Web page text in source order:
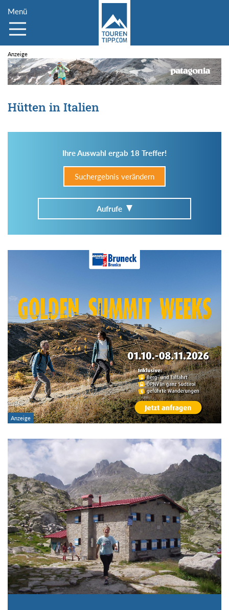
Menü
Hütten in Italien
Ihre Auswahl ergab 18 Treffer!
Suchergebnis verändern
Aufrufe
Im Hüttenarchiv suchen
Region:
Gebirge:
Hütten-Typ:
Übernachtung:
Suchbegriff: